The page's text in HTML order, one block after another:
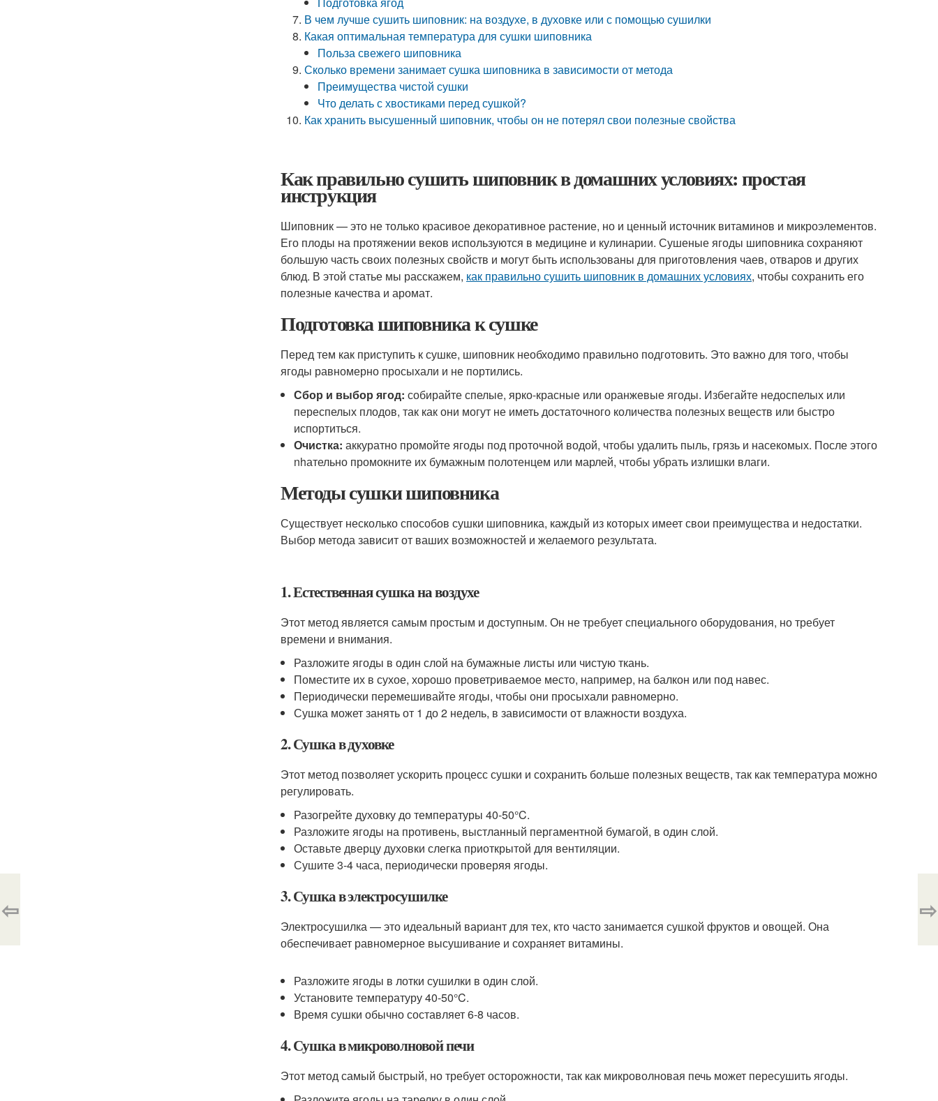
В чем лучше сушить шиповник: на воздухе, в духовке или с помощью сушилки
Какая оптимальная температура для сушки шиповника
Польза свежего шиповника
Сколько времени занимает сушка шиповника в зависимости от метода
Преимущества чистой сушки
Что делать с хвостиками перед сушкой?
Как хранить высушенный шиповник, чтобы он не потерял свои полезные свойства
Как правильно сушить шиповник в домашних условиях: простая
инструкция
Шиповник — это не только красивое декоративное растение, но и ценный источник витаминов и микроэлементов.
Его плоды на протяжении веков используются в медицине и кулинарии. Сушеные ягоды шиповника сохраняют
большую часть своих полезных свойств и могут быть использованы для приготовления чаев, отваров и других
блюд. В этой статье мы расскажем, как правильно сушить шиповник в домашних условиях, чтобы сохранить его
полезные качества и аромат.
Подготовка шиповника к сушке
Перед тем как приступить к сушке, шиповник необходимо правильно подготовить. Это важно для того, чтобы
ягоды равномерно просыхали и не портились.
Сбор и выбор ягод: собирайте спелые, ярко-красные или оранжевые ягоды. Избегайте недоспелых или
переспелых плодов, так как они могут не иметь достаточного количества полезных веществ или быстро
испортиться.
Очистка: аккуратно промойте ягоды под проточной водой, чтобы удалить пыль, грязь и насекомых. После этого
nhательно промокните их бумажным полотенцем или марлей, чтобы убрать излишки влаги.
Методы сушки шиповника
Существует несколько способов сушки шиповника, каждый из которых имеет свои преимущества и недостатки.
Выбор метода зависит от ваших возможностей и желаемого результата.
1. Естественная сушка на воздухе
Этот метод является самым простым и доступным. Он не требует специального оборудования, но требует
времени и внимания.
Разложите ягоды в один слой на бумажные листы или чистую ткань.
Поместите их в сухое, хорошо проветриваемое место, например, на балкон или под навес.
Периодически перемешивайте ягоды, чтобы они просыхали равномерно.
Сушка может занять от 1 до 2 недель, в зависимости от влажности воздуха.
2. Сушка в духовке
Этот метод позволяет ускорить процесс сушки и сохранить больше полезных веществ, так как температура можно
регулировать.
Разогрейте духовку до температуры 40-50°C.
Разложите ягоды на противень, выстланный пергаментной бумагой, в один слой.
Оставьте дверцу духовки слегка приоткрытой для вентиляции.
Сушите 3-4 часа, периодически проверяя ягоды.
3. Сушка в электросушилке
Электросушилка — это идеальный вариант для тех, кто часто занимается сушкой фруктов и овощей. Она
обеспечивает равномерное высушивание и сохраняет витамины.
Разложите ягоды в лотки сушилки в один слой.
Установите температуру 40-50°C.
Время сушки обычно составляет 6-8 часов.
4. Сушка в микроволновой печи
Этот метод самый быстрый, но требует осторожности, так как микроволновая печь может пересушить ягоды.
⇦ ⇨